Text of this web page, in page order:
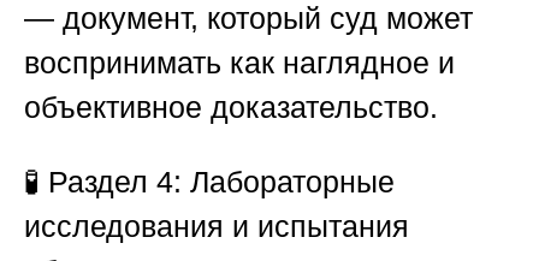
— документ, который суд может
воспринимать как наглядное и
объективное доказательство.
🧪 Раздел 4: Лабораторные
исследования и испытания